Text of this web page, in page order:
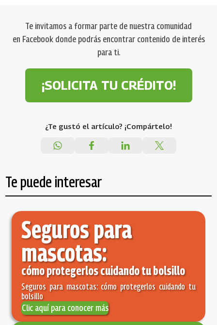
Te invitamos a formar parte de nuestra comunidad
en Facebook donde podrás encontrar contenido de interés
para ti.
¡SOLICITA TU CRÉDITO!
¿Te gustó el artículo? ¡Compártelo!
Te puede interesar
Seguros para
mascotas:
cómo protegerlos cuidando tu bolsillo
Seguros para mascotas: cómo protegerlos cuidando tu
bolsillo
Clic aquí para conocer más